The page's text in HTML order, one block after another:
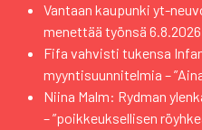
Vantaan kaupunki yt-
menettää työnsä 6.8.2026
Fifa vahvisti tukensa
myyntisuunnitelmia –
Niina Malm: Rydman
– ”poikkeuksellisen